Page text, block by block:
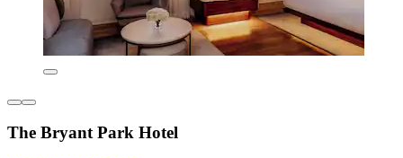
The Bryant Park Hotel